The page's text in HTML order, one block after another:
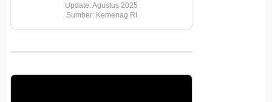
Update: Agustus 2025
Sumber: Kemenag RI